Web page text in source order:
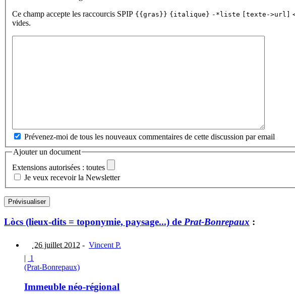
Ce champ accepte les raccourcis SPIP {{gras}} {italique} -*liste [texte->url]
vides.
Prévenez-moi de tous les nouveaux commentaires de cette discussion par email
Ajouter un document
Extensions autorisées : toutes
Je veux recevoir la Newsletter
Lòcs (lieux-dits = toponymie, paysage...) de Prat-Bonrepaux :
26 juillet 2012 - Vincent P.
| 1
(Prat-Bonrepaux)
Immeuble néo-régional